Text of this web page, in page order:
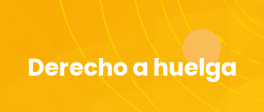
Derecho a huelga